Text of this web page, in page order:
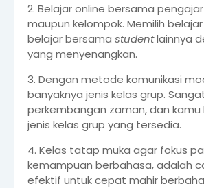
2. Belajar online bersama
maupun kelompok. Memilih
belajar bersama studentlainnya
yang menyenangkan.
3. Dengan metode komunikasi
banyaknya jenis kelas grup.
perkembangan zaman, dan kamu
jenis kelas grup yang tersedia.
4. Kelas tatap muka agar fokus
kemampuan berbahasa, adalah
efektif untuk cepat mahir